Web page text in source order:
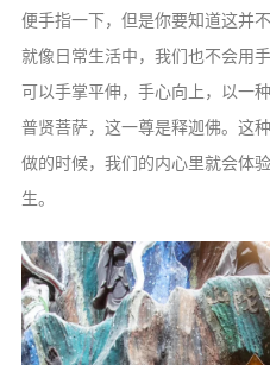
便手指一下，但是你要知道这并
就像日常生活中，我们也不会用
可以手掌平伸，手心向上，以一
普贤菩萨，这一尊是释迦佛。这
做的时候，我们的内心里就会体
生。